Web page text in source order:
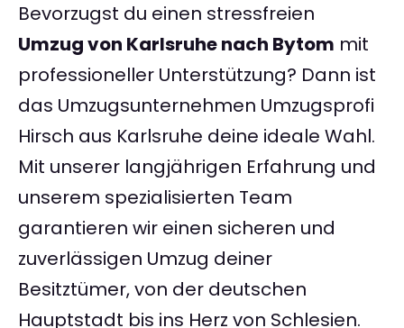
Bevorzugst du einen stressfreien
Umzug von Karlsruhe nach Bytom mit
professioneller Unterstützung? Dann ist
das Umzugsunternehmen Umzugsprofi
Hirsch aus Karlsruhe deine ideale Wahl.
Mit unserer langjährigen Erfahrung und
unserem spezialisierten Team
garantieren wir einen sicheren und
zuverlässigen Umzug deiner
Besitztümer, von der deutschen
Hauptstadt bis ins Herz von Schlesien.